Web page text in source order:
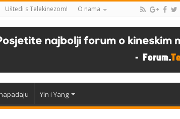
Uštedi s Telekinezom! O nama
Yin i Yang